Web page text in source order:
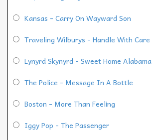
Kansas - Carry On Wayward Son
Traveling Wilburys - Handle With Care
Lynyrd Skynyrd - Sweet Home Alabama
The Police - Message In A Bottle
Boston - More Than Feeling
Iggy Pop - The Passenger